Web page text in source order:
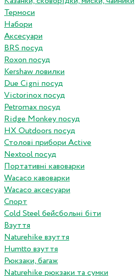
Термоси
Набори
Аксесуари
BRS посуд
Roxon посуд
Kershaw ловилки
Due Cigni посуд
Victorinox посуд
Petromax посуд
Ridge Monkey посуд
HX Outdoors посуд
Столові прибори Active
Nextool посуд
Портативні кавоварки
Wacaco кавоварки
Wacaco аксесуари
Спорт
Cold Steel бейсбольні біти
Взуття
Naturehike взуття
Humtto взуття
Рюкзаки, багаж
Naturehike рюкзаки та сумки